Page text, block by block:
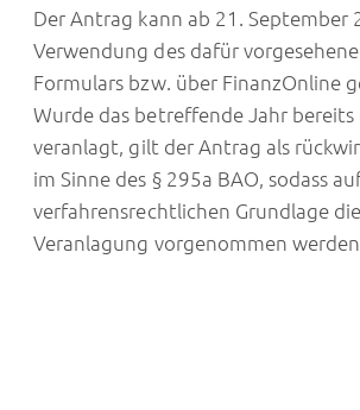
Der Antrag kann ab 21. September
Verwendung des dafür
Formulars bzw. über FinanzOnline
Wurde das betreffende Jahr
veranlagt, gilt der Antrag als
im Sinne des § 295a BAO, sodass
verfahrensrechtlichen Grundlage
Veranlagung vorgenommen